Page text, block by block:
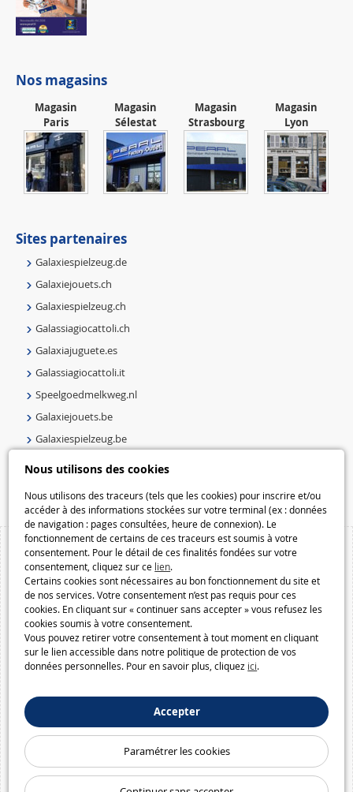
Nous utilisons des cookies
Nous utilisons des traceurs (tels que les cookies) pour inscrire et/ou
accéder à des informations stockées sur votre terminal (ex : données
de navigation : pages consultées, heure de connexion). Le
fonctionnement de certains de ces traceurs est soumis à votre
consentement. Pour le détail de ces finalités fondées sur votre
consentement, cliquez sur ce lien.
Certains cookies sont nécessaires au bon fonctionnement du site et
de nos services. Votre consentement n’est pas requis pour ces
cookies. En cliquant sur « continuer sans accepter » vous refusez les
cookies soumis à votre consentement.
Vous pouvez retirer votre consentement à tout moment en cliquant
sur le lien accessible dans notre politique de protection de vos
données personnelles. Pour en savoir plus, cliquez ici.
Accepter
Paramétrer les cookies
Nos magasins
Magasin
Paris
Magasin
Sélestat
Magasin
Strasbourg
Magasin
Lyon
Sites partenaires
Galaxiespielzeug.de
Galaxiejouets.ch
Galaxiespielzeug.ch
Galassiagiocattoli.ch
Galaxiajuguete.es
Galassiagiocattoli.it
Speelgoedmelkweg.nl
Galaxiejouets.be
Galaxiespielzeug.be